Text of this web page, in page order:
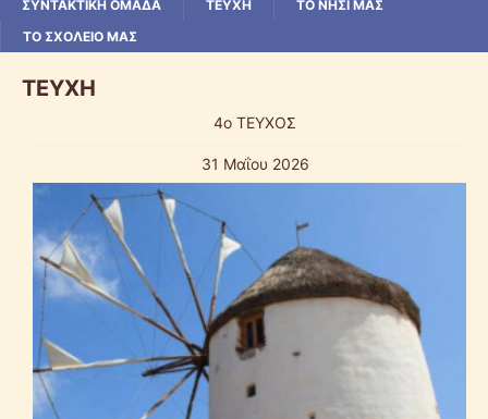
ΣΥΝΤΑΚΤΙΚΗ ΟΜΑΔΑ ΤΕΥΧΗ
ΤΟ ΝΗΣΙ ΜΑΣ
ΤΟ ΣΧΟΛΕΙΟ ΜΑΣ
ΤΕΥΧΗ
4ο ΤΕΥΧΟΣ
31 Μαΐου 2026